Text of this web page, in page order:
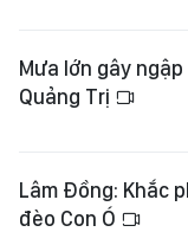
Mưa lớn gây
Quảng Trị
Lâm Đồng: Khắc
đèo Con Ó